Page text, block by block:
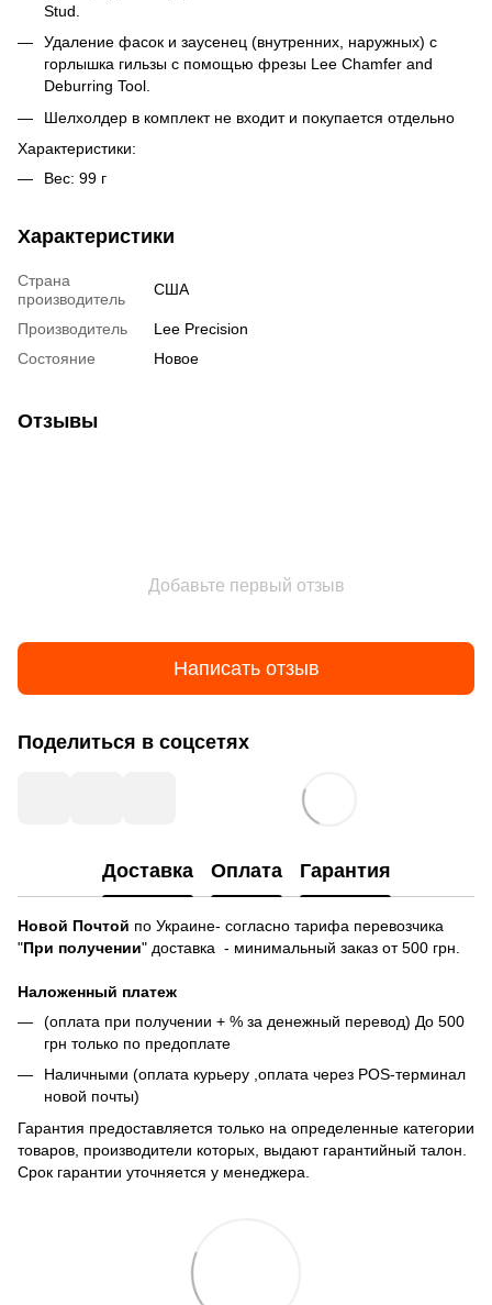
Stud.
Удаление фасок и заусенец (внутренних, наружных) с
горлышка гильзы с помощью фрезы Lee Chamfer and
Deburring Tool.
Шелхолдер в комплект не входит и покупается отдельно
Характеристики:
Вес: 99 г
Характеристики
Страна
производитель
США
Производитель
Lee Precision
Состояние
Новое
Отзывы
Добавьте первый отзыв
Написать отзыв
Поделиться в соцсетях
Доставка Оплата Гарантия
Новой Почтой по Украине- согласно тарифа перевозчика
"При получении" доставка - минимальный заказ от 500 грн.
Наложенный платеж
(оплата при получении + % за денежный перевод) До 500
грн только по предоплате
Наличными (оплата курьеру ,оплата через POS-терминал
новой почты)
Гарантия предоставляется только на определенные категории
товаров, производители которых, выдают гарантийный талон.
Срок гарантии уточняется у менеджера.